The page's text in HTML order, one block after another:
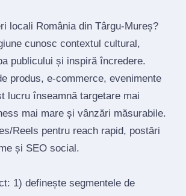
locali România din Târgu-Mureș?
cunosc contextul cultural,
publicului și inspiră încredere.
produs, e‑commerce, evenimente
lucru înseamnă targetare mai
mai mare și vânzări măsurabile.
Reels pentru reach rapid, postări
și SEO social.
1) definește segmentele de